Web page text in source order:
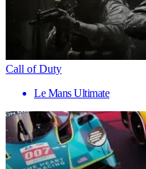
Call of Duty
Le Mans Ultimate